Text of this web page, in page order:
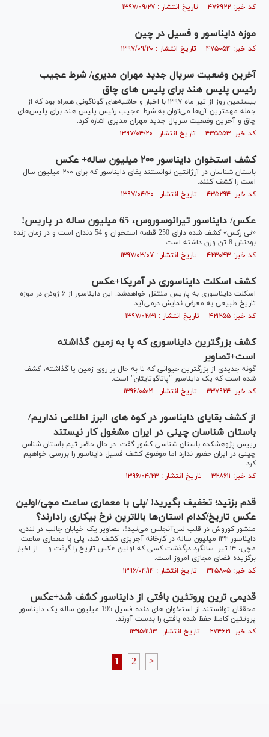
کد خبر: ۴۷۶۹۲۲ تاریخ انتشار : ۱۳۹۷/۰۹/۲۷
موزه دایناسور و فسیل در چین
کد خبر: ۴۷۵۰۵۴ تاریخ انتشار : ۱۳۹۷/۰۹/۲۰
آخرین وضعیت سریال جدید مهران مدیری/ شرط عجیب
رئیس پلیس هند برای پلیس های چاق
بیستمین روز از تیر ماه ۱۳۹۷ با اخبار و حاشیه‌های گوناگونی همراه بود که از
جمله مهمترین آن‌ها می‌توان به شرط عجیب رئیس پلیس هند برای پلیس‌های
چاق و آخرین وضعیت سریال جدید مهران مدیری اشاره کرد.
کد خبر: ۴۳۵۵۵۳ تاریخ انتشار : ۱۳۹۷/۰۴/۲۰
کشف استخوان دایناسور ۲۰۰ میلیون ساله+ عکس
باستان شناسان در آرژانتین توانستند بقای دایناسور که برای ۲۰۰ میلیون سال
است را کشف کنند.
کد خبر: ۴۳۵۲۹۴ تاریخ انتشار : ۱۳۹۷/۰۴/۲۰
عکس/ دایناسور تیرانوسوروس، 65 میلیون ساله در پاریس!
«تی رکس» کشف شده دارای 250 قطعه استخوان و 54 دندان است و در زمان زنده
بودنش 8 تن وزن داشته است.
کد خبر: ۴۲۳۰۴۳ تاریخ انتشار : ۱۳۹۷/۰۳/۰۷
کشف اسکلت دایناسوری در آمریکا+عکس
اسکلت دایناسوری به پاریس منتقل خواهدشد. این دایناسور از ۶ ژوئن در موزه
تاریخ طبیعی به معرض نمایش درمی‌آید.
کد خبر: ۴۲۱۲۵۵ تاریخ انتشار : ۱۳۹۷/۰۲/۳۱
کشف بزرگترین دایناسوری که پا به زمین گذاشته
است+تصاویر
گونه جدیدی از بزرگترین حیوانی که تا به حال بر روی زمین پا گذاشته، کشف
شده است که یک دایناسور "پاتاگوتایتان" است.
کد خبر: ۳۳۷۹۲۴ تاریخ انتشار : ۱۳۹۶/۰۵/۲۱
از کشف بقایای دایناسور در کوه های البرز اطلاعی نداریم/
باستان شناسان چینی در ایران مشغول کار نیستند
رییس پژوهشکده باستان شناسی کشور گفت: در حال حاضر تیم باستان شناس
چینی در ایران حضور ندارد اما موضوع کشف فسیل دایناسور را بررسی خواهیم
کرد.
کد خبر: ۳۲۸۶۱۱ تاریخ انتشار : ۱۳۹۶/۰۴/۲۳
قدم بزنید؛ تخفیف بگیرید! /پلی با معماری ساعت مچی/اولین
عکس تاریخ/کدام استان‌ها بالاترین نرخ بیکاری رادارند؟
منشور کوروش در قلب لس‌آنجلس می‌تپد!، تصاویر یک خیابان جالب در لندن،
دایناسور ۱۳۲ میلیون ساله در کارخانه آجرپزی کشف شد، پلی با معماری ساعت
مچی، ۱۴ تیر: سالگرد درگذشت کسی که اولین عکس تاریخ را گرفت و ... از اخبار
برگزیده فضای مجازی امروز است.
کد خبر: ۳۲۵۸۰۵ تاریخ انتشار : ۱۳۹۶/۰۴/۱۴
قدیمی ترین پروتئین بافتی از دایناسور کشف شد+عکس
محققان توانستند از استخوان های دنده فسیل 195 میلیون ساله یک دایناسور
پروتئین کاملا حفظ شده بافتی را بدست آورند.
کد خبر: ۲۷۴۶۲۱ تاریخ انتشار : ۱۳۹۵/۱۱/۱۳
1 2 >